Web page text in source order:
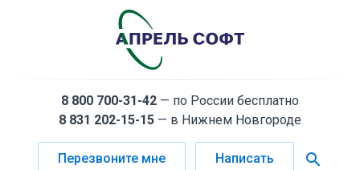
8 800 700-31-42 — по России бесплатно
8 831 202-15-15 — в Нижнем Новгороде
Перезвоните мне Написать search